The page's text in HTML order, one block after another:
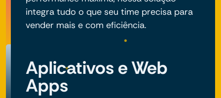
integra tudo o que seu time precisa para
vender mais e com eficiência.
Aplicativos e Web
Apps